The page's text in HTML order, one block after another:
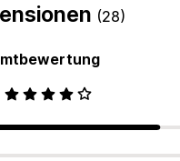
(28)